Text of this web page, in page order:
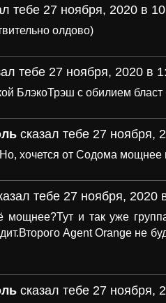
тебе 27 ноября, 2020 в
олдово)
тебе 27 ноября, 2020 в
БлэкоТрэш с обилием бласт
сказал тебе 27 ноября,
хочется от Содома мощнее
тебе 27 ноября, 2020
и так уже
Agent Orange не
сказал тебе 27 ноября,